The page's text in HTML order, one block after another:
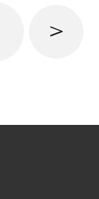
次